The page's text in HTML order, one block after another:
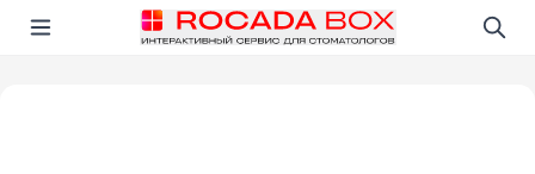
Открыть в приложении!